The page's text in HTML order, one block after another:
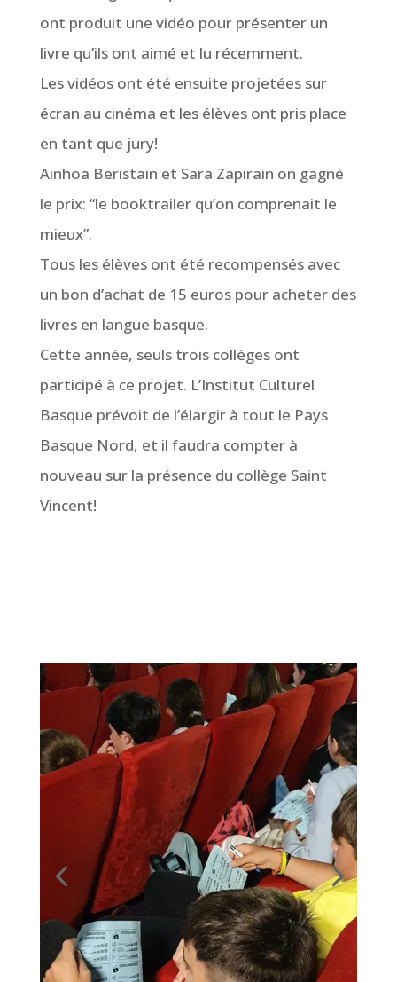
ont produit une vidéo pour présenter un
livre qu’ils ont aimé et lu récemment.
Les vidéos ont été ensuite projetées sur
écran au cinéma et les élèves ont pris place
en tant que jury!
Ainhoa Beristain et Sara Zapirain on gagné
le prix: “le booktrailer qu’on comprenait le
mieux”.
Tous les élèves ont été recompensés avec
un bon d’achat de 15 euros pour acheter des
livres en langue basque.
Cette année, seuls trois collèges ont
participé à ce projet. L’Institut Culturel
Basque prévoit de l’élargir à tout le Pays
Basque Nord, et il faudra compter à
nouveau sur la présence du collège Saint
Vincent!